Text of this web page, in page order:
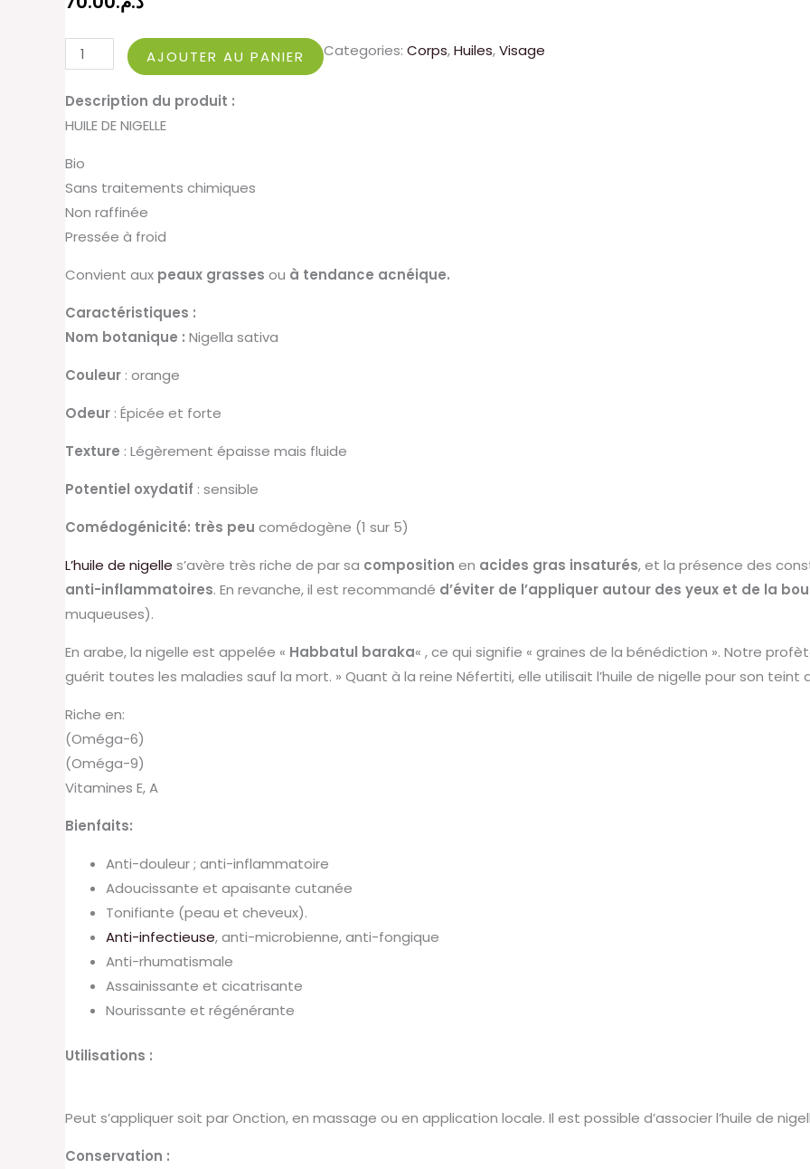
AJOUTER AU PANIER Categories: Corps,Huiles,Visage
Description du produit :
HUILE DE NIGELLE
Bio
Sans traitements chimiques
Non raffinée
Pressée à froid
Convient aux peaux grasses ou à tendance acnéique.
Caractéristiques :
Nom botanique : Nigella sativa
Couleur : orange
Odeur : Épicée et forte
Texture : Légèrement épaisse mais fluide
Potentiel oxydatif : sensible
Comédogénicité: très peu comédogène (1 sur 5)
L’huile de nigelle s’avère très riche de par sa composition en acides gras insaturés, et la présence des
anti-inflammatoires. En revanche, il est recommandé d’éviter de l’appliquer autour des yeux et de la
muqueuses).
En arabe, la nigelle est appelée « Habbatul baraka« , ce qui signifie « graines de la bénédiction ». Notre
guérit toutes les maladies sauf la mort. » Quant à la reine Néfertiti, elle utilisait l’huile de nigelle pour son teint
Riche en:
(Oméga-6)
(Oméga-9)
Vitamines E, A
Bienfaits:
Anti-douleur ; anti-inflammatoire
Adoucissante et apaisante cutanée
Tonifiante (peau et cheveux).
Anti-infectieuse, anti-microbienne, anti-fongique
Anti-rhumatismale
Assainissante et cicatrisante
Nourissante et régénérante
Utilisations :
Peut s’appliquer soit par Onction, en massage ou en application locale. Il est possible d’associer l’huile de
Conservation :